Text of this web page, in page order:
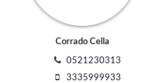
Corrado Cella
0521230313
3335999933